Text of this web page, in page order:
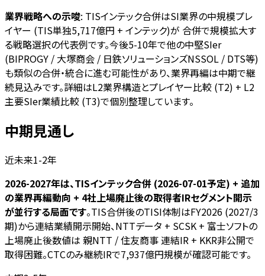
業界戦略への示唆: TISインテック合併はSI業界の中規模プレ
イヤー (TIS単独5,717億円 + インテック)が 合併で規模拡大す
る戦略選択の代表例です。今後5-10年で他の中堅SIer
(BIPROGY / 大塚商会 / 日鉄ソリューションズNSSOL / DTS等)
も類似の合併・統合に進む可能性があり、業界再編は中期で継
続見込みです。詳細はL2業界構造とプレイヤー比較 (T2) + L2
主要SIer業績比較 (T3)で個別整理しています。
中期見通し
近未来1-2年
2026-2027年は、TISインテック合併 (2026-07-01予定) + 追加
の業界再編動向 + 4社上場廃止後の取得者IRセグメント開示
が並行する局面です。TIS合併後のTISI体制はFY2026 (2027/3
期)から連結業績開示開始、NTTデータ + SCSK + 富士ソフトの
上場廃止後数値は 親NTT / 住友商事 連結IR + KKR非公開で
取得困難。CTCのみ継続IRで7,937億円規模が確認可能です。